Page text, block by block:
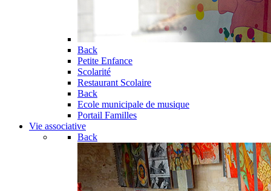
Back
Petite Enfance
Scolarité
Restaurant Scolaire
Back
Ecole municipale de musique
Portail Familles
Vie associative
Back